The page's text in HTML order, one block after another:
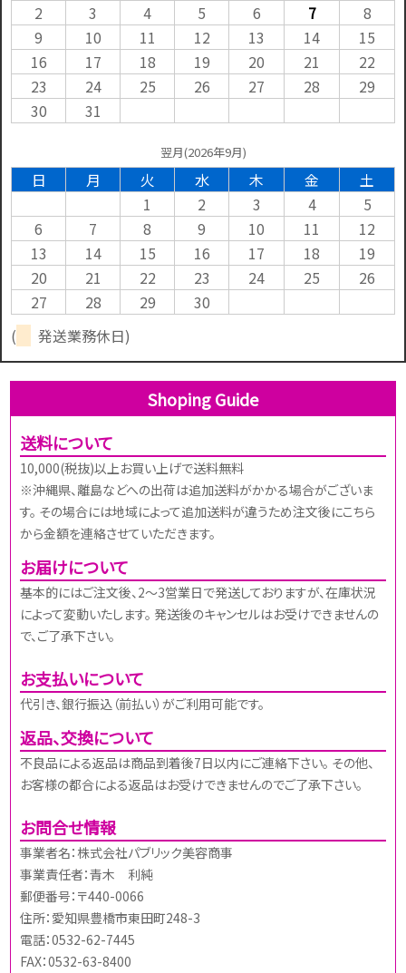
2
3 4 5 6 7
8
9
10 11 12 13 14
15
16
17 18 19 20 21
22
23
24 25 26 27 28
29
30
31
翌月(2026年9月)
日 月 火 水 木 金
土
1
2 3 4
5
6
7 8 9 10 11
12
13
14 15 16 17 18
19
20
21 22 23 24 25
26
27
28 29
30
(
発送業務休日)
Shoping Guide
送料について
10,000(税抜)以上お買い上げで送料無料
※沖縄県、離島などへの出荷は追加送料がかかる場合がございま
す。 その場合には地域によって追加送料が違うため注文後にこちら
から金額を連絡させていただきます。
お届けについて
基本的にはご注文後、2～3営業日で発送しておりますが、在庫状況
によって変動いたします。 発送後のキャンセルはお受けできませんの
で、ご了承下さい。
お支払いについて
代引き、銀行振込（前払い）がご利用可能です。
返品、交換について
不良品による返品は商品到着後7日以内にご連絡下さい。 その他、
お客様の都合による返品はお受けできませんのでご了承下さい。
お問合せ情報
事業者名：株式会社パブリック美容商事
事業責任者：青木 利純
郵便番号：〒440-0066
住所：愛知県豊橋市東田町248-3
電話：0532-62-7445
FAX：0532-63-8400